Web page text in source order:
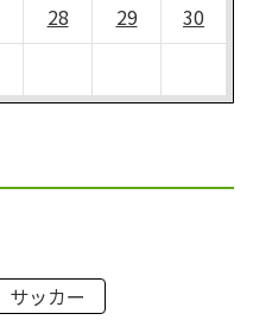
28 29
30
サッカー